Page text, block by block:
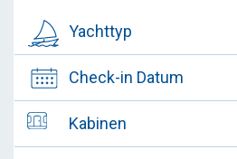
Yachttyp
Check-in Datum
Kabinen